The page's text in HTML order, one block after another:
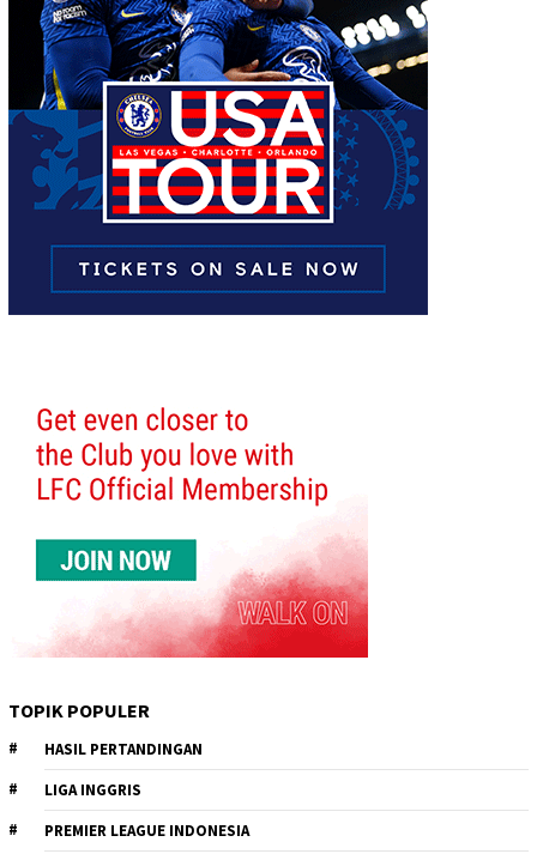
TOPIK POPULER
HASIL PERTANDINGAN
LIGA INGGRIS
PREMIER LEAGUE INDONESIA